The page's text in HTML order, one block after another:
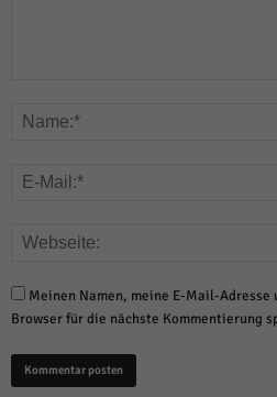
Meinen Namen, meine E-Mail-Adresse
Browser für die nächste Kommentierung